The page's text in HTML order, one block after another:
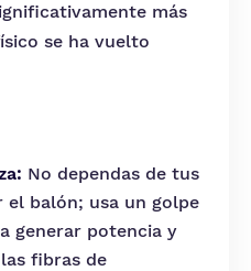
más
se ha vuelto
No dependas de tus
el balón; usa un golpe
generar potencia y
fibras de